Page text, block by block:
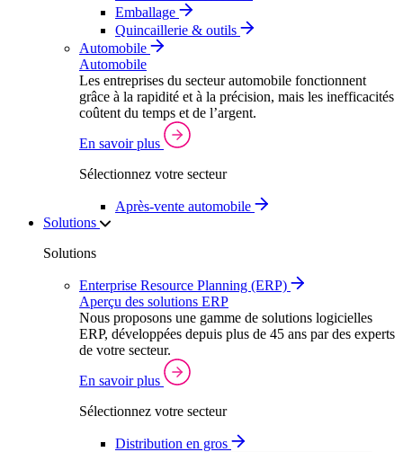
Emballage
Quincaillerie & outils
Automobile
Automobile
Les entreprises du secteur automobile fonctionnent
grâce à la rapidité et à la précision, mais les inefficacités
coûtent du temps et de l’argent.
En savoir plus
Sélectionnez votre secteur
Après‑vente automobile
Solutions
Solutions
Enterprise Resource Planning (ERP)
Aperçu des solutions ERP
Nous proposons une gamme de solutions logicielles
ERP, développées depuis plus de 45 ans par des experts
de votre secteur.
En savoir plus
Sélectionnez votre secteur
Distribution en gros